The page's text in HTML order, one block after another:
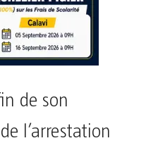
de son
l’arrestation